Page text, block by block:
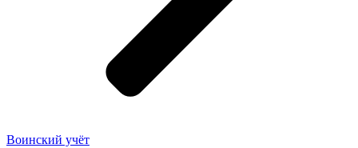
Воинский учёт